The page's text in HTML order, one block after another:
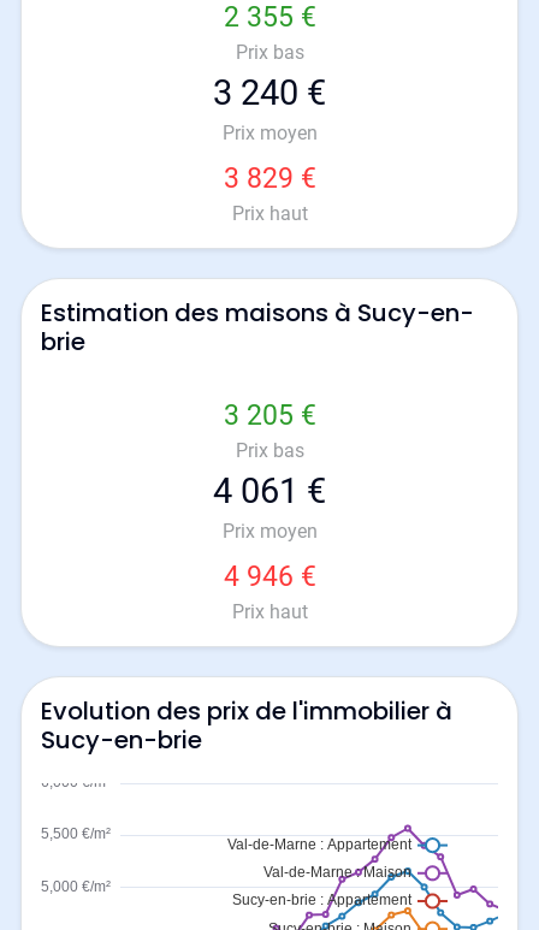
2 355 €
Prix bas
3 240 €
Prix moyen
3 829 €
Prix haut
Estimation des maisons à Sucy-en-
brie
3 205 €
Prix bas
4 061 €
Prix moyen
4 946 €
Prix haut
Evolution des prix de l'immobilier à
Sucy-en-brie